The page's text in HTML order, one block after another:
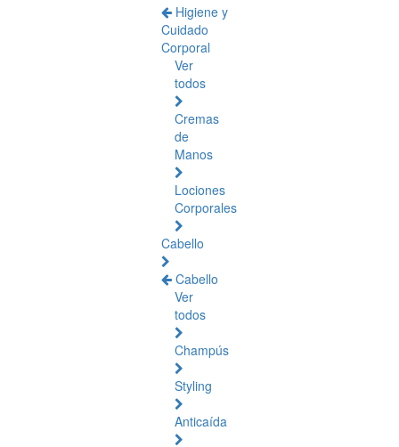
Higiene y
Cuidado
Corporal
Ver
todos
Cremas
de
Manos
Lociones
Corporales
Cabello
Cabello
Ver
todos
Champús
Styling
Anticaída